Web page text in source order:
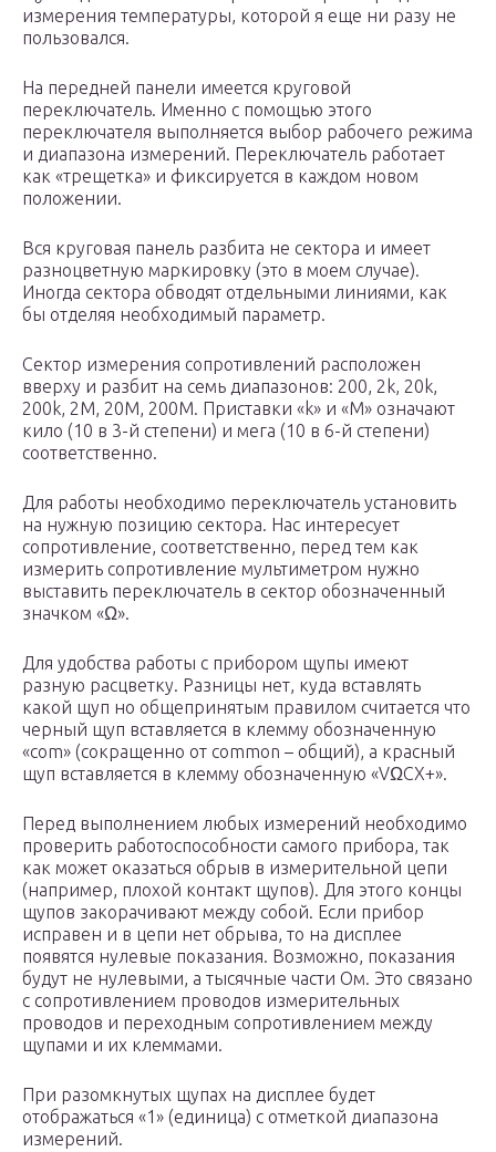
измерения температуры, которой я еще ни разу не
пользовался.
На передней панели имеется круговой
переключатель. Именно с помощью этого
переключателя выполняется выбор рабочего режима
и диапазона измерений. Переключатель работает
как «трещетка» и фиксируется в каждом новом
положении.
Вся круговая панель разбита не сектора и имеет
разноцветную маркировку (это в моем случае).
Иногда сектора обводят отдельными линиями, как
бы отделяя необходимый параметр.
Сектор измерения сопротивлений расположен
вверху и разбит на семь диапазонов: 200, 2k, 20k,
200k, 2M, 20M, 200M. Приставки «k» и «M» означают
кило (10 в 3-й степени) и мега (10 в 6-й степени)
соответственно.
Для работы необходимо переключатель установить
на нужную позицию сектора. Нас интересует
сопротивление, соответственно, перед тем как
измерить сопротивление мультиметром нужно
выставить переключатель в сектор обозначенный
значком «Ω».
Для удобства работы с прибором щупы имеют
разную расцветку. Разницы нет, куда вставлять
какой щуп но общепринятым правилом считается что
черный щуп вставляется в клемму обозначенную
«com» (сокращенно от common – общий), а красный
щуп вставляется в клемму обозначенную «VΩCX+».
Перед выполнением любых измерений необходимо
проверить работоспособности самого прибора, так
как может оказаться обрыв в измерительной цепи
(например, плохой контакт щупов). Для этого концы
щупов закорачивают между собой. Если прибор
исправен и в цепи нет обрыва, то на дисплее
появятся нулевые показания. Возможно, показания
будут не нулевыми, а тысячные части Ом. Это связано
с сопротивлением проводов измерительных
проводов и переходным сопротивлением между
щупами и их клеммами.
При разомкнутых щупах на дисплее будет
отображаться «1» (единица) с отметкой диапазона
измерений.